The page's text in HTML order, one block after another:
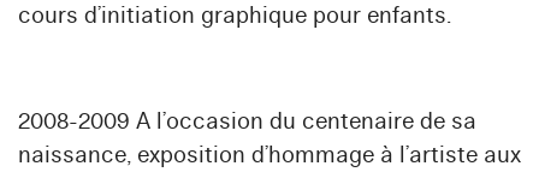
cours d’initiation graphique pour enfants.
2008-2009 A l’occasion du centenaire de sa
naissance, exposition d’hommage à l’artiste aux